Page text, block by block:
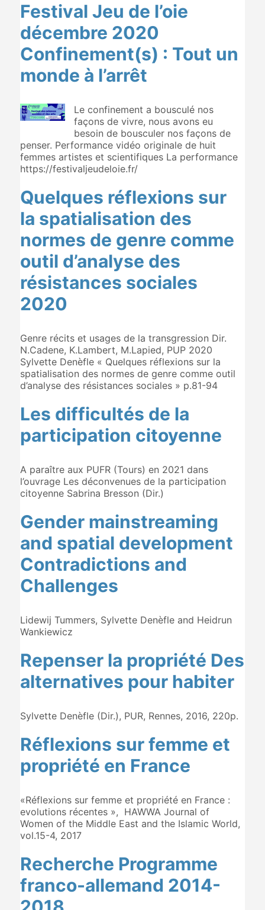
Festival Jeu de l’oie
décembre 2020
Confinement(s) : Tout un
monde à l’arrêt
Le confinement a bousculé nos
façons de vivre, nous avons eu
besoin de bousculer nos façons de
penser. Performance vidéo originale de huit
femmes artistes et scientifiques La performance
https://festivaljeudeloie.fr/
Quelques réflexions sur
la spatialisation des
normes de genre comme
outil d’analyse des
résistances sociales
2020
Genre récits et usages de la transgression Dir.
N.Cadene, K.Lambert, M.Lapied, PUP 2020
Sylvette Denèfle « Quelques réflexions sur la
spatialisation des normes de genre comme outil
d’analyse des résistances sociales » p.81-94
Les difficultés de la
participation citoyenne
A paraître aux PUFR (Tours) en 2021 dans
l’ouvrage Les déconvenues de la participation
citoyenne Sabrina Bresson (Dir.)
Gender mainstreaming
and spatial development
Contradictions and
Challenges
Lidewij Tummers, Sylvette Denèfle and Heidrun
Wankiewicz
Repenser la propriété Des
alternatives pour habiter
Sylvette Denèfle (Dir.), PUR, Rennes, 2016, 220p.
Réflexions sur femme et
propriété en France
«Réflexions sur femme et propriété en France :
evolutions récentes », HAWWA Journal of
Women of the Middle East and the Islamic World,
vol.15-4, 2017
Recherche Programme
franco-allemand 2014-